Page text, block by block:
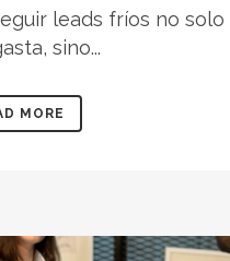
leads fríos no solo
sino...
MORE